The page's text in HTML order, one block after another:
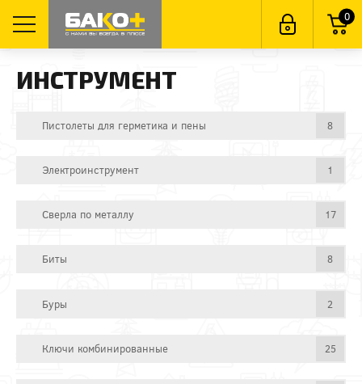
0
ИНСТРУМЕНТ
Пистолеты для герметика и пены 8
Электроинструмент 1
Сверла по металлу 17
Биты 8
Буры 2
Ключи комбинированные 25